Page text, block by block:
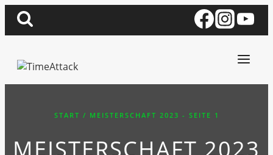
Zum
Inhalt
springen
START / MEISTERSCHAFT 2023 - SEITE 1